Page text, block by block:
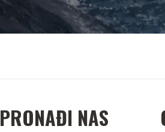
PRONAĐI NAS